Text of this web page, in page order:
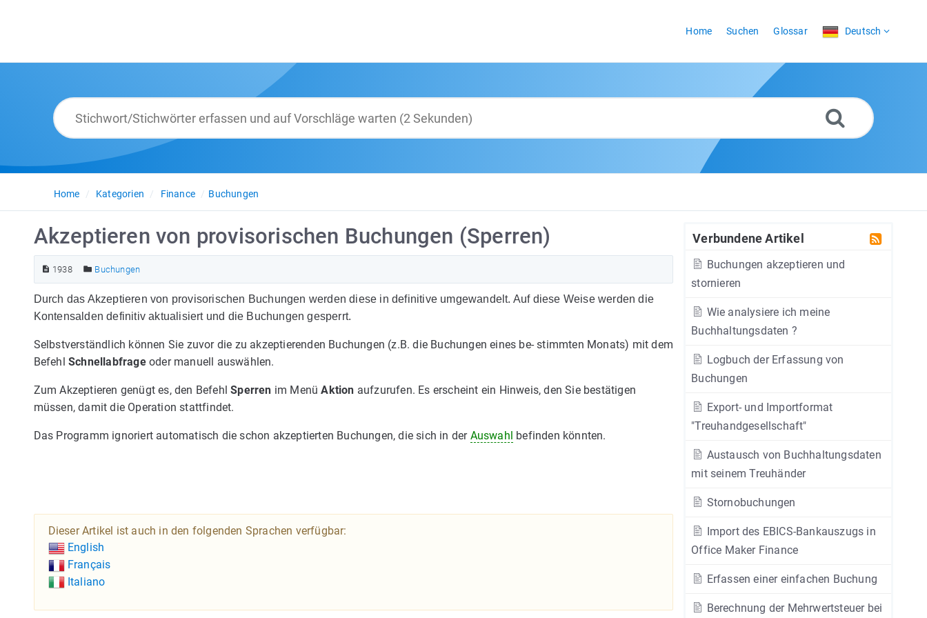
Home Suchen Glossar Deutsch
Home Kategorien Finance Buchungen
Verbundene Artikel
Buchungen akzeptieren und
stornieren
Wie analysiere ich meine
Buchhaltungsdaten ?
Logbuch der Erfassung von
Buchungen
Export- und Importformat
"Treuhandgesellschaft"
Austausch von Buchhaltungsdaten
mit seinem Treuhänder
Stornobuchungen
Import des EBICS-Bankauszugs in
Office Maker Finance
Erfassen einer einfachen Buchung
Berechnung der Mehrwertsteuer bei
Akzeptieren von provisorischen Buchungen (Sperren)
1938 Buchungen
Durch das Akzeptieren von provisorischen Buchungen werden diese in definitive umgewandelt. Auf diese Weise werden die
Kontensalden definitiv aktualisiert und die Buchungen gesperrt.
Selbstverständlich können Sie zuvor die zu akzeptierenden Buchungen (z.B. die Buchungen eines be- stimmten Monats) mit dem
Befehl Schnellabfrageoder manuell auswählen.
Zum Akzeptieren genügt es, den BefehlSperren im MenüAktion aufzurufen. Es erscheint ein Hinweis, den Sie bestätigen
müssen, damit die Operation stattfindet.
Das Programm ignoriert automatisch die schon akzeptierten Buchungen, die sich in der Auswahl befinden könnten.
Dieser Artikel ist auch in den folgenden Sprachen verfügbar:
English
Français
Italiano